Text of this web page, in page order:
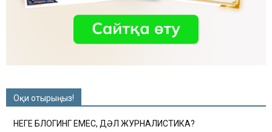
Оқи отырыңыз!
НЕГЕ БЛОГИНГ ЕМЕС, ДӘЛ ЖУРНАЛИСТИКА?